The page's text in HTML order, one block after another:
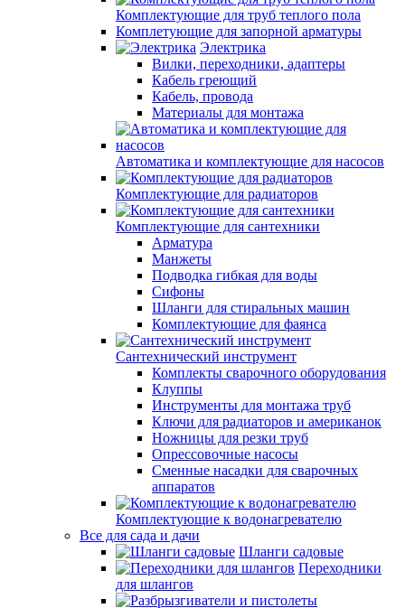
Комплектующие для труб теплого пола
Комплетующие для запорной арматуры
Электрика
Вилки, переходники, адаптеры
Кабель греющий
Кабель, провода
Материалы для монтажа
Автоматика и комплектующие для насосов
Комплектующие для радиаторов
Комплектующие для сантехники
Арматура
Манжеты
Подводка гибкая для воды
Сифоны
Шланги для стиральных машин
Комплектующие для фаянса
Сантехнический инструмент
Комплекты сварочного оборудования
Клуппы
Инструменты для монтажа труб
Ключи для радиаторов и американок
Ножницы для резки труб
Опрессовочные насосы
Сменные насадки для сварочных
аппаратов
Комплектующие к водонагревателю
Все для сада и дачи
Шланги садовые
Переходники
для шлангов